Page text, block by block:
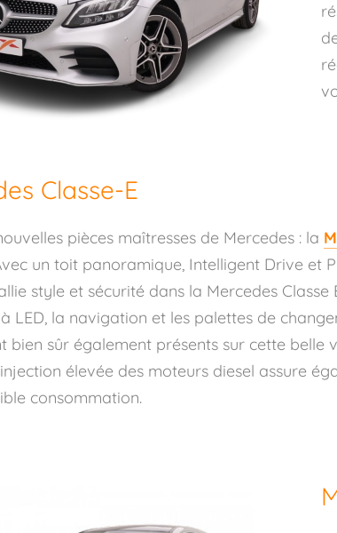
Classe-E
pièces maîtresses de Mercedes : la
un toit panoramique, Intelligent Drive et
style et sécurité dans la Mercedes Classe
LED, la navigation et les palettes de
bien sûr également présents sur cette belle
élevée des moteurs diesel assure
consommation.